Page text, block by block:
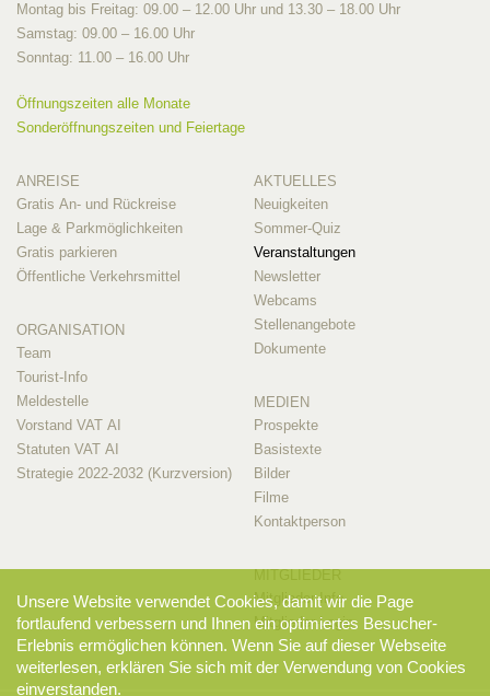
Montag bis Freitag: 09.00 – 12.00 Uhr und 13.30 – 18.00 Uhr
Samstag: 09.00 – 16.00 Uhr
Sonntag: 11.00 – 16.00 Uhr
Öffnungszeiten alle Monate
Sonderöffnungszeiten und Feiertage
ANREISE
Gratis An- und Rückreise
Lage & Parkmöglichkeiten
Gratis parkieren
Öffentliche Verkehrsmittel
ORGANISATION
Team
Tourist-Info
Meldestelle
Vorstand VAT AI
Statuten VAT AI
Strategie 2022-2032 (Kurzversion)
AKTUELLES
Neuigkeiten
Sommer-Quiz
Veranstaltungen
Newsletter
Webcams
Stellenangebote
Dokumente
MEDIEN
Prospekte
Basistexte
Bilder
Filme
Kontaktperson
Mitglieder-Info
Mitglieder-Login
Unsere Website verwendet Cookies, damit wir die Page
fortlaufend verbessern und Ihnen ein optimiertes Besucher-
Erlebnis ermöglichen können. Wenn Sie auf dieser Webseite
weiterlesen, erklären Sie sich mit der Verwendung von Cookies
einverstanden.